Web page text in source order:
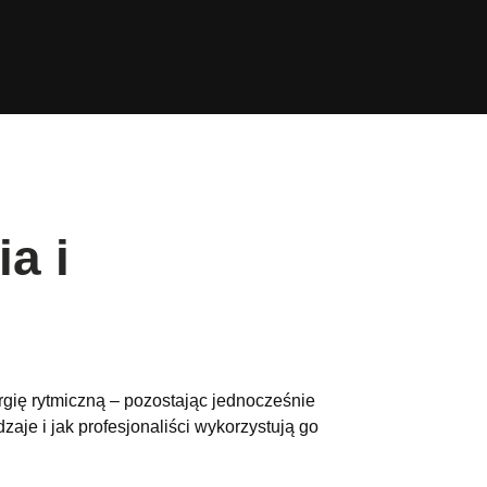
i
rytmiczną – pozostając jednocześnie
i jak profesjonaliści wykorzystują go